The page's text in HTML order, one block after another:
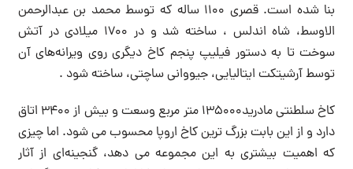
بنا شده است. قصری ۱۱۰۰ ساله که توسط محمد بن عبدالرحمن
الاوسط، شاه اندلس ، ساخته شد و در ۱۷۰۰ میلادی در آتش
سوخت تا به دستور فیلیپ پنجم کاخ دیگری روی ویرانه‌های آن
توسط آرشیتکت ایتالیایی، جیووانی ساچتی، ساخته شود .
کاخ سلطنتی مادرید۱۳۵۰۰۰ متر مربع وسعت و بیش از ۳۴۰۰ اتاق
دارد و از این بابت بزرگ ترین کاخ اروپا محسوب می شود. اما چیزی
که اهمیت بیشتری به این مجموعه می دهد، گنجینه‌ای از آثار